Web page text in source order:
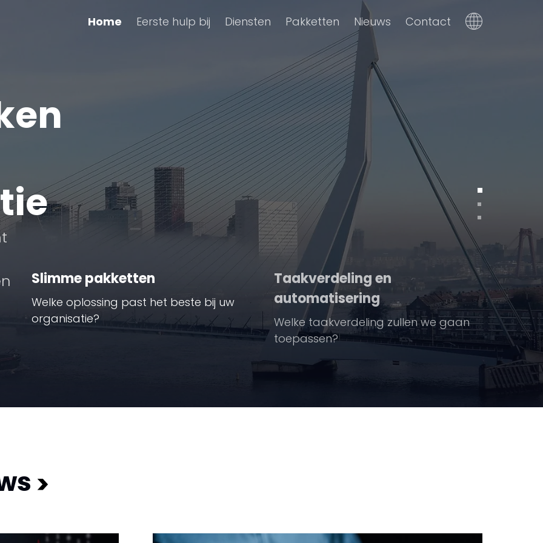
Home Eerste hulp bij Diensten Pakketten Nieuws Contact
Slimme pakketten
Welke oplossing past het beste bij uw
organisatie?
Taakverdeling en
automatisering
Welke taakverdeling zullen we gaan
toepassen?